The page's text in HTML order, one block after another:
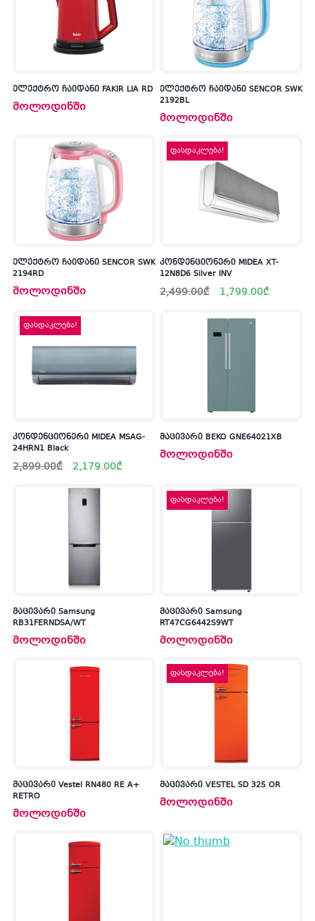
ელექტრო ჩაიდანი FAKIR LIA RD
მოლოდინში
ელექტრო ჩაიდანი SENCOR SWK
2192BL
მოლოდინში
ელექტრო ჩაიდანი SENCOR SWK
2194RD
მოლოდინში
ფასდაკლება!
კონდენციონერი MIDEA XT-
12N8D6 Silver INV
2,499.00₾
Original
price
2,499.00₾.
1,799.00₾
Current
price
1,799.00₾.
ფასდაკლება!
კონდენციონერი MIDEA MSAG-
24HRN1 Black
2,899.00₾
Original
price
2,179.00₾
Current
price
მაცივარი BEKO GNE64021XB
მოლოდინში
მაცივარი Samsung
RB31FERNDSA/WT
მოლოდინში
ფასდაკლება!
მაცივარი Samsung
RT47CG6442S9WT
მოლოდინში
მაცივარი Vestel RN480 RE A+
RETRO
მოლოდინში
ფასდაკლება!
მაცივარი VESTEL SD 325 OR
მოლოდინში